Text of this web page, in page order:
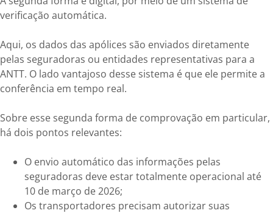
verificação automática.
Aqui, os dados das apólices são enviados diretamente
pelas seguradoras ou entidades representativas para a
ANTT. O lado vantajoso desse sistema é que ele permite a
conferência em tempo real.
Sobre esse segunda forma de comprovação em particular,
há dois pontos relevantes:
O envio automático das informações pelas
seguradoras deve estar totalmente operacional até
10 de março de 2026;
Os transportadores precisam autorizar suas